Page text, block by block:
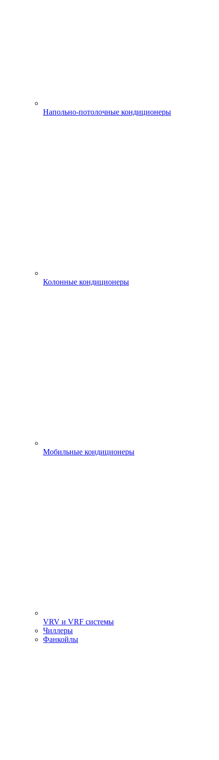
Напольно-потолочные кондиционеры
Колонные кондиционеры
Мобильные кондиционеры
VRV и VRF системы
Чиллеры
Фанкойлы